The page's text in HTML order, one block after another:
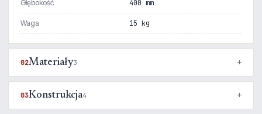
Głębokość 400 mm
Waga 15 kg
02Materiały3
03Konstrukcja4